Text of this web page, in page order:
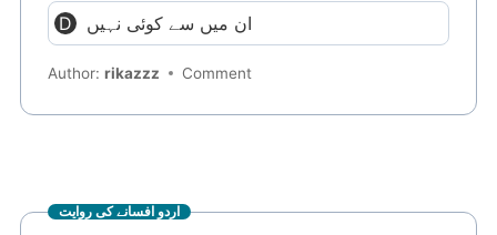
ان میں سے کوئی نہیں
Author:rikazzz Comment
اردو افسانے کی روایت